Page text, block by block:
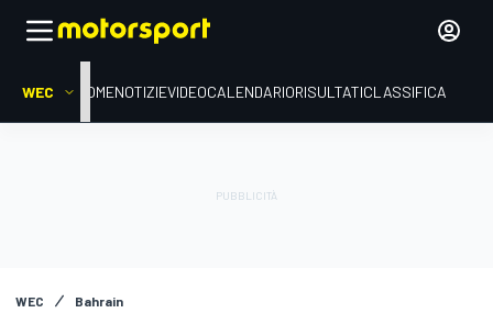
WEC HOMENOTIZIEVIDEOCALENDARIORISULTATICLASSIFICA
WEC Bahrain